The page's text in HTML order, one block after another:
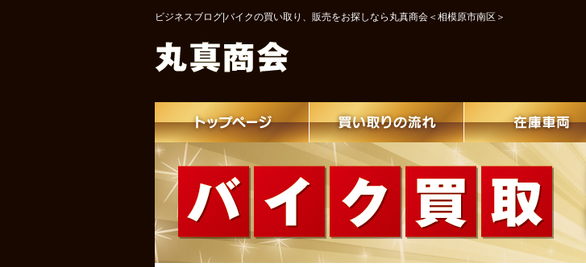
ビジネスブログ|バイクの買い取り、販売をお探しなら丸真商会＜相模原市南区＞